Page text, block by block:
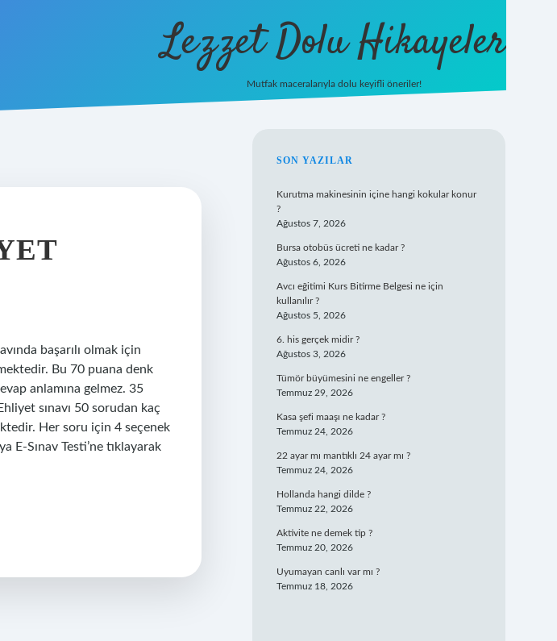
Lezzet Dolu Hikayeler
Mutfak maceralarıyla dolu keyifli öneriler!
başarılı olmak için
Bu 70 puana denk
anlamına gelmez. 35
sınavı 50 sorudan kaç
Her soru için 4 seçenek
E-Sınav Testi’ne tıklayarak
SIDEBAR
SON YAZILAR
Kurutma makinesinin içine hangi kokular konur
?
Ağustos 7, 2026
Bursa otobüs ücreti ne kadar ?
Ağustos 6, 2026
Avcı eğitimi Kurs Bitirme Belgesi ne için
kullanılır ?
Ağustos 5, 2026
6. his gerçek midir ?
Ağustos 3, 2026
Tümör büyümesini ne engeller ?
Temmuz 29, 2026
Kasa şefi maaşı ne kadar ?
Temmuz 24, 2026
22 ayar mı mantıklı 24 ayar mı ?
Temmuz 24, 2026
Hollanda hangi dilde ?
Temmuz 22, 2026
Aktivite ne demek tip ?
Temmuz 20, 2026
Uyumayan canlı var mı ?
Temmuz 18, 2026